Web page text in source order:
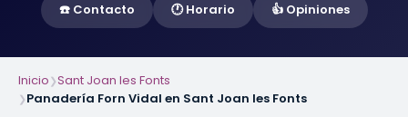
☎️ Contacto 🕐 Horario 👍 Opiniones
Inicio❯Sant Joan les Fonts
❯Panadería Forn Vidal en Sant Joan les Fonts